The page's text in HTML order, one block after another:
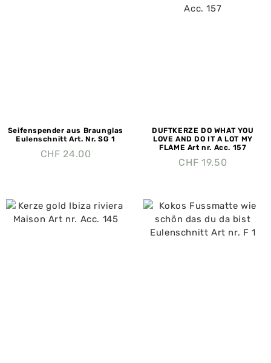
Seifenspender aus Braunglas
Eulenschnitt Art. Nr. SG 1
CHF 24.00
DUFTKERZE DO WHAT YOU
LOVE AND DO IT A LOT MY
FLAME Art nr. Acc. 157
CHF 19.50